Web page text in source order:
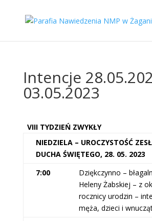
Intencje
03.05.2023
VIII TYDZIEŃ ZWYKŁY
NIEDZIELA – UROCZYSTOŚĆ
DUCHA ŚWIĘTEGO, 28. 05. 2023
7:00
Dziękczynno –
Heleny Żabskiej – z
rocznicy urodzin –
męża, dzieci i